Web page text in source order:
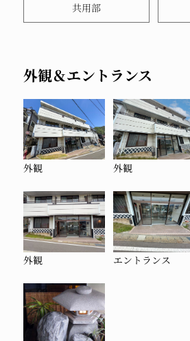
共用部
外観＆エントランス
外観 外観
外観 エントランス